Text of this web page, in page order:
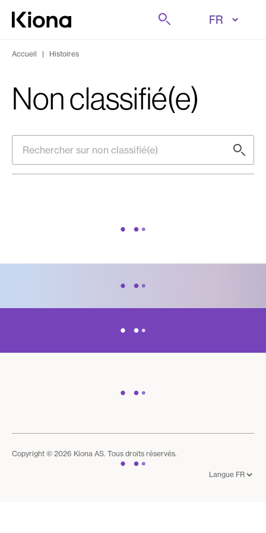
Aller au contenu
Aller à la page d'accueil
Rechercher sur
Accueil | Histoires
Non classifié(e)
Rechercher sur non classifié(e)
Copyright © 2026 Kiona AS. Tous droits réservés.